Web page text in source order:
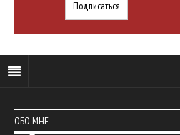
ОБО МНЕ